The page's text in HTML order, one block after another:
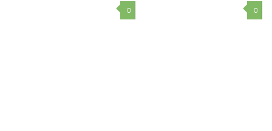
0 0